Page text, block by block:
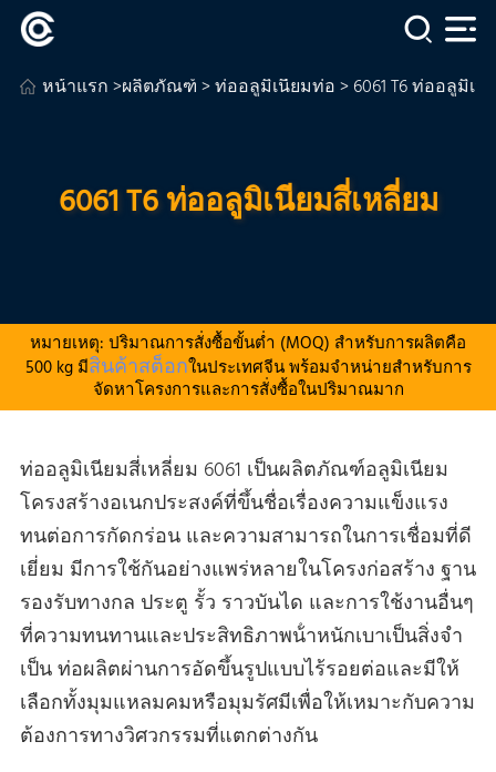
หน้าแรก>ผลิตภัณฑ์>ท่ออลูมิเนียมท่อ> 6061 T6 ท่ออลูมิเ
6061 T6 ท่ออลูมิเนียมสี่เหลี่ยม
หมายเหตุ: ปริมาณการสั่งซื้อขั้นต่ำ (MOQ) สำหรับการผลิตคือ
500 kg มีสินค้าสต็อกในประเทศจีน พร้อมจำหน่ายสำหรับการ
จัดหาโครงการและการสั่งซื้อในปริมาณมาก
ท่ออลูมิเนียมสี่เหลี่ยม 6061 เป็นผลิตภัณฑ์อลูมิเนียม
โครงสร้างอเนกประสงค์ที่ขึ้นชื่อเรื่องความแข็งแรง
ทนต่อการกัดกร่อน และความสามารถในการเชื่อมที่ดี
เยี่ยม มีการใช้กันอย่างแพร่หลายในโครงก่อสร้าง ฐาน
รองรับทางกล ประตู รั้ว ราวบันได และการใช้งานอื่นๆ
ที่ความทนทานและประสิทธิภาพน้ําหนักเบาเป็นสิ่งจํา
เป็น ท่อผลิตผ่านการอัดขึ้นรูปแบบไร้รอยต่อและมีให้
เลือกทั้งมุมแหลมคมหรือมุมรัศมีเพื่อให้เหมาะกับความ
ต้องการทางวิศวกรรมที่แตกต่างกัน